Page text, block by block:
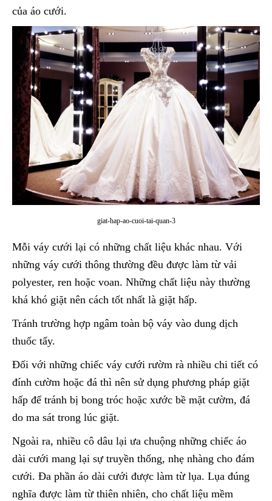
của áo cưới.
giat-hap-ao-cuoi-tai-quan-3
Mỗi váy cưới lại có những chất liệu khác nhau. Với
những váy cưới thông thường đều được làm từ vải
polyester, ren hoặc voan. Những chất liệu này thường
khá khó giặt nên cách tốt nhất là giặt hấp.
Tránh trường hợp ngâm toàn bộ váy vào dung dịch
thuốc tẩy.
Đối với những chiếc váy cưới rườm rà nhiều chi tiết có
đính cườm hoặc đá thì nên sử dụng phương pháp giặt
hấp để tránh bị bong tróc hoặc xước bề mặt cườm, đá
do ma sát trong lúc giặt.
Ngoài ra, nhiều cô dâu lại ưa chuộng những chiếc áo
dài cưới mang lại sự truyền thống, nhẹ nhàng cho đám
cưới. Đa phần áo dài cưới được làm từ lụa. Lụa đúng
nghĩa được làm từ thiên nhiên, cho chất liệu mềm